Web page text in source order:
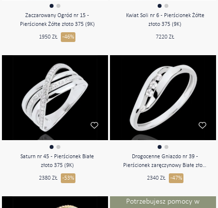
Zaczarowany Ogród nr 15 -
Pierścionek Żółte złoto 375 (9K)
1950 ZŁ -46%
Kwiat Soli nr 6 - Pierścionek Żółte
złoto 375 (9K)
7220 ZŁ
Saturn nr 45 - Pierścionek Białe
złoto 375 (9K)
2380 ZŁ -53%
Drogocenne Gniazdo nr 39 -
Pierścionek zaręczynowy Białe złoto
750 (18K)
2340 ZŁ -47%
Potrzebujesz pomocy w